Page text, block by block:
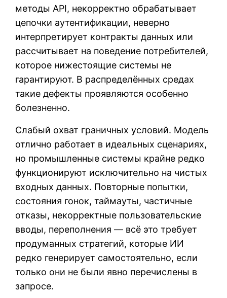
методы API, некорректно обрабатывает
цепочки аутентификации, неверно
интерпретирует контракты данных или
рассчитывает на поведение потребителей,
которое нижестоящие системы не
гарантируют. В распределённых средах
такие дефекты проявляются особенно
болезненно.
Слабый охват граничных условий. Модель
отлично работает в идеальных сценариях,
но промышленные системы крайне редко
функционируют исключительно на чистых
входных данных. Повторные попытки,
состояния гонок, таймауты, частичные
отказы, некорректные пользовательские
вводы, переполнения — всё это требует
продуманных стратегий, которые ИИ
редко генерирует самостоятельно, если
только они не были явно перечислены в
запросе.